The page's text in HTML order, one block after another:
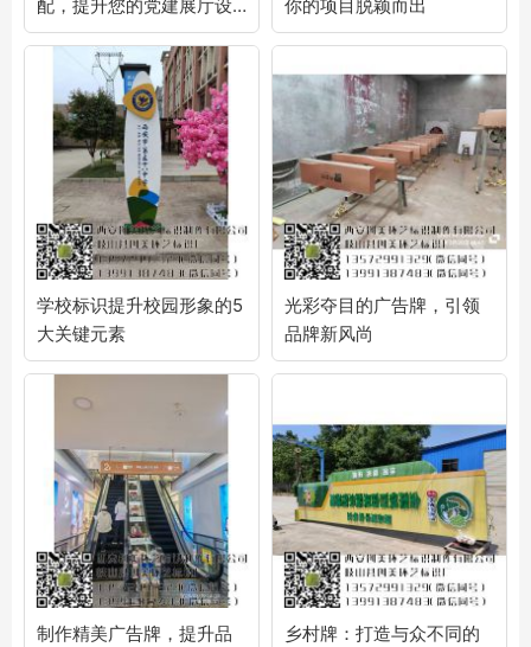
配，提升您的党建展厅设
计品质
你的项目脱颖而出
学校标识提升校园形象的5
大关键元素
光彩夺目的广告牌，引领
品牌新风尚
制作精美广告牌，提升品
乡村牌：打造与众不同的